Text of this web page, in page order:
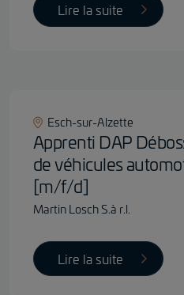
Lire la suite
Esch-sur-Alzette
Apprenti DAP
de véhicules
[m/f/d]
Martin Losch S.à r.l.
Lire la suite